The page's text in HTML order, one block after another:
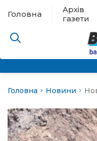
Головна
Архів
газети
евакуації
Головна Новини